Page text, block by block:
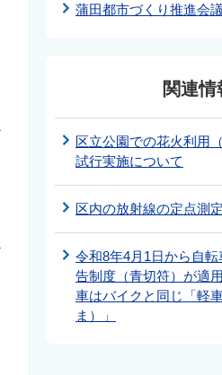
蒲田都市づくり推進会議
関連情
区立公園での花火利用
試行実施について
区内の放射線の定点測
令和8年4月1日から自
告制度（青切符）が適
車はバイクと同じ「軽
ま）」